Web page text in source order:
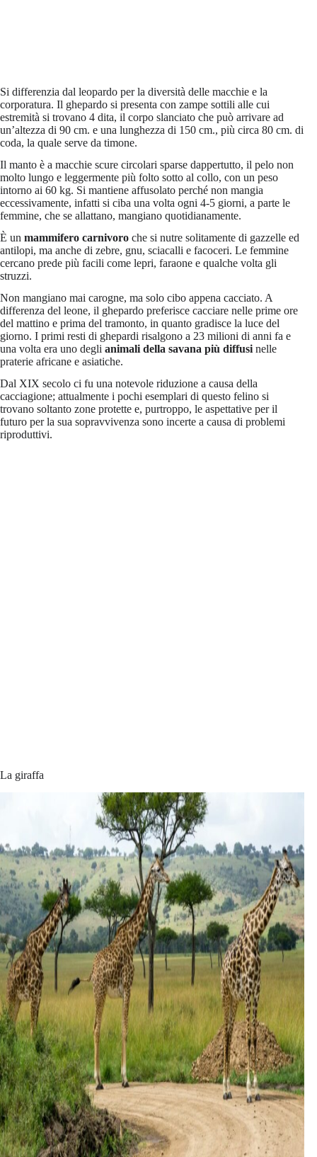
Si differenzia dal leopardo per la diversità delle macchie e la
corporatura. Il ghepardo si presenta con zampe sottili alle cui
estremità si trovano 4 dita, il corpo slanciato che può arrivare ad
un’altezza di 90 cm. e una lunghezza di 150 cm., più circa 80 cm. di
coda, la quale serve da timone.
Il manto è a macchie scure circolari sparse dappertutto, il pelo non
molto lungo e leggermente più folto sotto al collo, con un peso
intorno ai 60 kg. Si mantiene affusolato perché non mangia
eccessivamente, infatti si ciba una volta ogni 4-5 giorni, a parte le
femmine, che se allattano, mangiano quotidianamente.
È un mammifero carnivoro che si nutre solitamente di gazzelle ed
antilopi, ma anche di zebre, gnu, sciacalli e facoceri. Le femmine
cercano prede più facili come lepri, faraone e qualche volta gli
struzzi.
Non mangiano mai carogne, ma solo cibo appena cacciato. A
differenza del leone, il ghepardo preferisce cacciare nelle prime ore
del mattino e prima del tramonto, in quanto gradisce la luce del
giorno. I primi resti di ghepardi risalgono a 23 milioni di anni fa e
una volta era uno degli animali della savana più diffusi nelle
praterie africane e asiatiche.
Dal XIX secolo ci fu una notevole riduzione a causa della
cacciagione; attualmente i pochi esemplari di questo felino si
trovano soltanto zone protette e, purtroppo, le aspettative per il
futuro per la sua sopravvivenza sono incerte a causa di problemi
riproduttivi.
La giraffa